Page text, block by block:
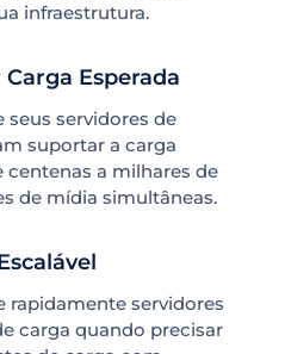
infraestrutura.
Esperada
seus servidores de
suportar a carga
centenas a milhares de
de mídia simultâneas.
rapidamente servidores
carga quando precisar